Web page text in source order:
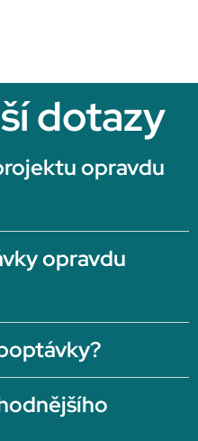
dotazy
opravdu
opravdu